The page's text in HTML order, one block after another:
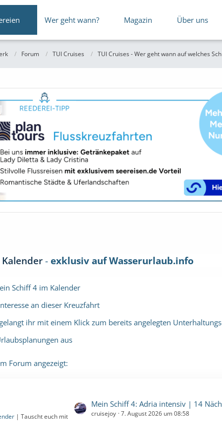
Wer geht wann? Magazin Über uns
Forum TUI Cruises TUI Cruises - Wer geht wann auf welches
- exklusiv auf Wasserurlaub.info
Schiff 4 im Kalender
an dieser Kreuzfahrt
ihr mit einem Klick zum bereits angelegten
aus
Forum angezeigt:
| Tauscht euch mit
L
e
Mein Schiff 4: Adria intensiv | 14 Nächte | 20.09.2026 bis 04.10.2026 (Sonntag, 20. September 2026, 00:00 –
cruisejoy 7. August 2026 um 08:58